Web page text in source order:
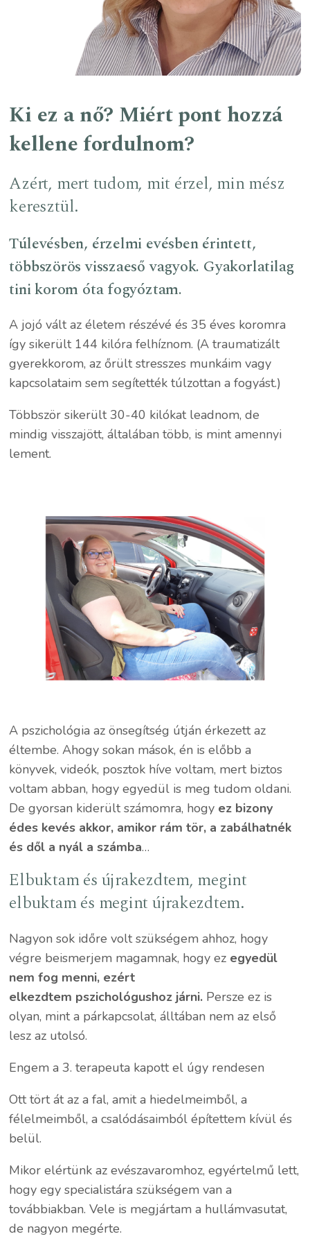
Ki ez a nő? Miért pont hozzá
kellene fordulnom?
Azért, mert tudom, mit érzel, min mész
keresztül.
Túlevésben, érzelmi evésben érintett,
többszörös visszaeső vagyok. Gyakorlatilag
tini korom óta fogyóztam.
A jojó vált az életem részévé és 35 éves koromra
így sikerült 144 kilóra felhíznom. (A traumatizált
gyerekkorom, az őrült stresszes munkáim vagy
kapcsolataim sem segítették túlzottan a fogyást.)
Többször sikerült 30-40 kilókat leadnom, de
mindig visszajött, általában több, is mint amennyi
lement.
A pszichológia az önsegítség útján érkezett az
éltembe. Ahogy sokan mások, én is előbb a
könyvek, videók, posztok híve voltam, mert biztos
voltam abban, hogy egyedül is meg tudom oldani.
De gyorsan kiderült számomra, hogy ez bizony
édes kevés akkor, amikor rám tör, a zabálhatnék
és dől a nyál a számba…
Elbuktam és újrakezdtem, megint
elbuktam és megint újrakezdtem.
Nagyon sok időre volt szükségem ahhoz, hogy
végre beismerjem magamnak, hogy ez egyedül
nem fog menni, ezért
elkezdtem pszichológushoz járni. Persze ez is
olyan, mint a párkapcsolat, álltában nem az első
lesz az utolsó.
Engem a 3. terapeuta kapott el úgy rendesen
Ott tört át az a fal, amit a hiedelmeimből, a
félelmeimből, a csalódásaimból építettem kívül és
belül.
Mikor elértünk az evészavaromhoz, egyértelmű lett,
hogy egy specialistára szükségem van a
továbbiakban. Vele is megjártam a hullámvasutat,
de nagyon megérte.